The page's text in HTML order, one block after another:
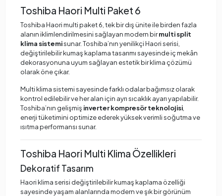
Toshiba Haori Multi Paket 6
Toshiba Haori multi paket 6, tek bir dış ünite ile birden fazla
alanın iklimlendirilmesini sağlayan modern birmulti split
klima sistemisunar. Toshiba’nın yenilikçi Haori serisi,
değiştirilebilir kumaş kaplama tasarımı sayesinde iç mekân
dekorasyonuna uyum sağlayan estetik bir klima çözümü
olarak öne çıkar.
Multi klima sistemi sayesinde farklı odalar bağımsız olarak
kontrol edilebilir ve her alan için ayrı sıcaklık ayarı yapılabilir.
Toshiba’nın gelişmiş inverter kompresör teknolojisi
enerji tüketimini optimize ederek yüksek verimli soğutma ve
ısıtma performansı sunar.
Toshiba Haori Multi Klima Özellikleri
Dekoratif Tasarım
Haori klima serisi değiştirilebilir kumaş kaplama özelliği
sayesinde yaşam alanlarında modern ve şık bir görünüm